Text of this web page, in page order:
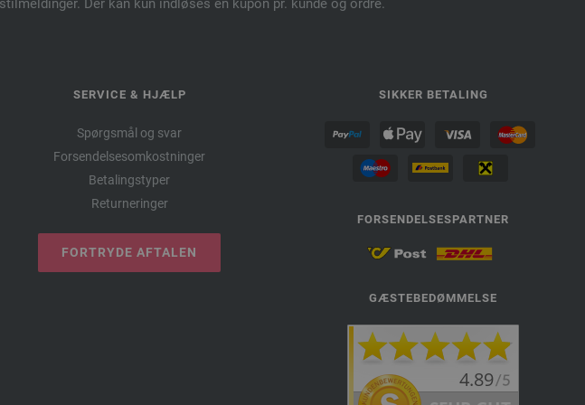
SERVICE & HJÆLP
Spørgsmål og svar
Forsendelsesomkostninger
Betalingstyper
Returneringer
FORTRYDE AFTALEN
SIKKER BETALING
FORSENDELSESPARTNER
GÆSTEBEDØMMELSE